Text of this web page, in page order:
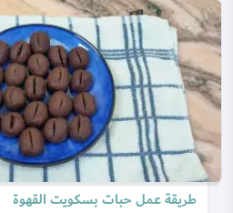
طريقة عمل حبات بسكويت القهوة